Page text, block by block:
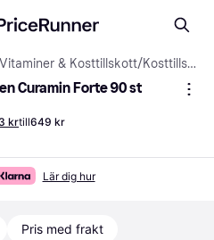
Vitaminer & Kosttillskott/ Kosttillskott
Curamin Forte 90 st
krtill649 kr
Lär dig hur
Pris med frakt